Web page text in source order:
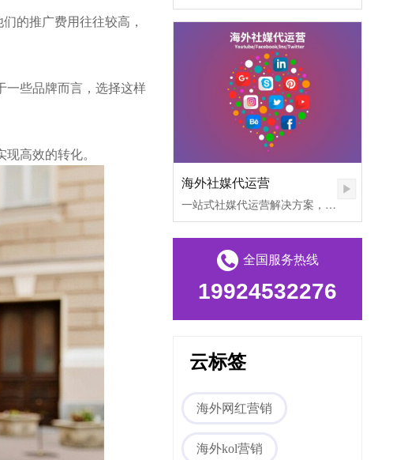
的推广费用往往较高，
一些品牌而言，选择这样
高效的转化。
海外社媒代运营
一站式社媒代运营解决方案，帮助出海企业打破文化壁垒，提升海外私域流量。
全国服务热线
19924532276
云标签
海外网红营销
海外kol营销